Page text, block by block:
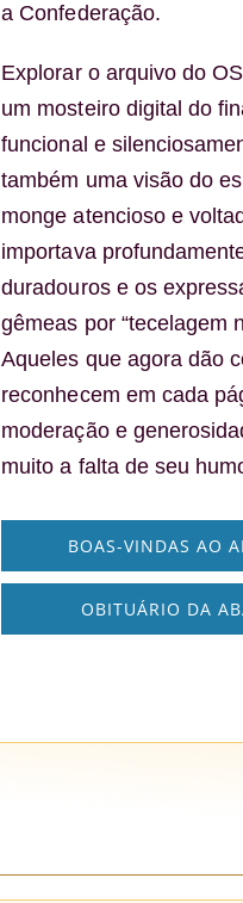
a Confederação.
Explorar o arquivo do
um mosteiro digital do
funcional e
também uma visão do
monge atencioso e
importava
duradouros e os
gêmeas por “tecelagem
Aqueles que agora dão
reconhecem em cada
moderação e
muito a falta de seu
BOAS-VINDAS AO
OBITUÁRIO DA